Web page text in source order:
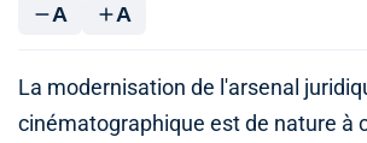
A A
La modernisation de l'arsenal
cinématographique est de nature à